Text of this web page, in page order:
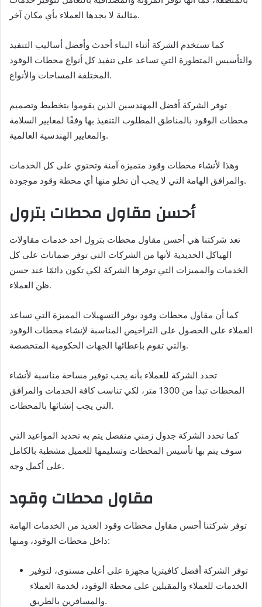
مثالية لا يجدها العملاء بأي مكان آخر.
كما تستخدم الشركة أثناء البناء أحدث وأفضل أساليب التنفيذ
والتأسيس المتطورة التي تساعد على تنفيذ كل أنواع محطات الوقود
المختلفة المساحات والأنواع.
توفر الشركة أفضل المهندسين الذين يقوموا بتخطيط وتصميم
محطات الوقود بالمناطق المطلوب التنفيذ بها وفقًا لمعايير السلامة
والمعايير الهندسية العالمية.
وهذا لأنشاء محطات وقود متميزة آمنة وتحتوي على كل الخدمات
والمرافق الهامة التي لا يجب أن تخلو منها أي محطة وقود موجودة.
أحسن مقاول محطات بترول
تعد شركتنا هي أحسن مقاول محطات بترول احد خدمات مقاولات
الهياكل الحديدية لأنها من الشركات التي توفر ضمانات على كل
الخدمات والمميزات التي توفرها الشركة لكي تكون دائمًا عند حسن
ظن العملاء.
كما أن مقاول محطات وقود يوفر التسهيلات المميزة التي تساعد
العملاء على الحصول على التراخيص المناسبة لإنشاء محطات الوقود
والتي تقوم بإعطائها الجهات الحكومية المتخصصة.
تحدد الشركة للعملاء بأنه يجب توفير مساحة مناسبة لأنشاء
المحطات تبدأ من 1300 متر، لكي تناسب كافة الخدمات والمرافق
التي يجب إنشائها بالمحطات.
كما تحدد الشركة جدول زمني منفصل يتم به تحديد المواعيد التي
سوف يتم بها تأسيس المحطات وتسليمها للعميل مشطبة بالكامل
على أكمل وجه.
مقاول محطات وقود
توفر شركتنا أحسن مقاول محطات وقود العديد من الخدمات الهامة
داخل محطات الوقود، ومنها:
توفر الشركة أفضل كافيتريا مجهزة على أعلى مستوى، لتوفير
الخدمات للعملاء والمقبلين على محطة الوقود، لخدمة العملاء
والمسافرين بالطريق.